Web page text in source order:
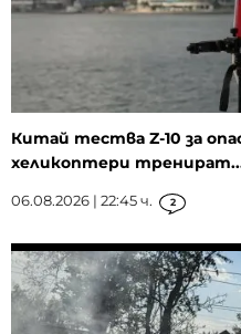
Китай тества Z-10 за
хеликоптери
06.08.2026 | 22:45 ч. 2